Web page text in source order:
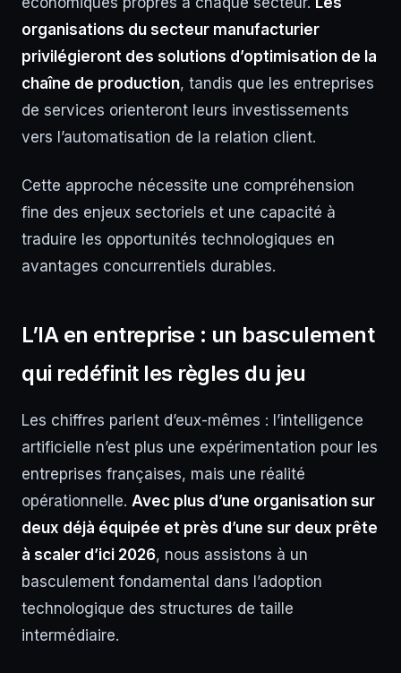
organisations du secteur manufacturier
privilégieront des solutions d’optimisation de la
chaîne de production, tandis que les entreprises
de services orienteront leurs investissements
vers l’automatisation de la relation client.
Cette approche nécessite une compréhension
fine des enjeux sectoriels et une capacité à
traduire les opportunités technologiques en
avantages concurrentiels durables.
L’IA en entreprise : un basculement
qui redéfinit les règles du jeu
Les chiffres parlent d’eux-mêmes : l’intelligence
artificielle n’est plus une expérimentation pour les
entreprises françaises, mais une réalité
opérationnelle. Avec plus d’une organisation sur
deux déjà équipée et près d’une sur deux prête
à scaler d’ici 2026, nous assistons à un
basculement fondamental dans l’adoption
technologique des structures de taille
intermédiaire.